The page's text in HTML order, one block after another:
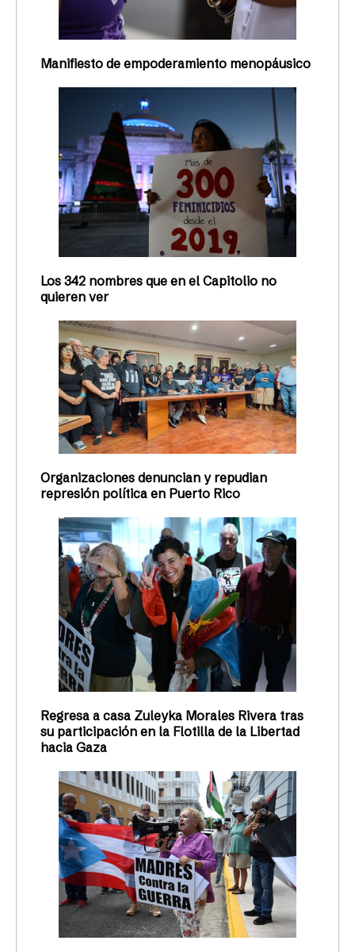
Manifiesto de empoderamiento menopáusico
Los 342 nombres que en el Capitolio no
quieren ver
Organizaciones denuncian y repudian
represión política en Puerto Rico
Regresa a casa Zuleyka Morales Rivera tras
su participación en la Flotilla de la Libertad
hacia Gaza